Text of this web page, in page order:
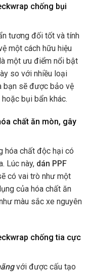
chống bụi
tương đối tốt và tính
một cách hữu hiệu
một ưu điểm nổi bật
so với nhiều loại
bạn sẽ được bảo vệ
bụi bẩn khác.
chất ăn mòn, gây
hóa chất độc hại có
Lúc này, dán PPF
có vai trò như một
của hóa chất ăn
màu sắc xe nguyên
chống tia cực
với được cấu tạo